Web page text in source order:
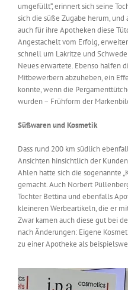
umgefüllt“, erinnert sich seine
sich die süße Zugabe herum,
auch für ihre Apotheken diese
Angestachelt vom Erfolg,
schnell um Lakritze und
Neues erwartete. Ebenso halfen
Mitbewerbern abzuheben, ein
konnte, wenn die
wurden – Frühform der
Süßwaren und Kosmetik
Dass rund 200 km südlich
Ansichten hinsichtlich der
Ahlen hatte sich die sogenannte
gemacht. Auch Norbert
Tochter Bettina und ebenfalls
kleineren Werbeartikeln, die er
Zwar kamen auch diese gut bei
nach Änderungen: Eigene
zu einer Apotheke als